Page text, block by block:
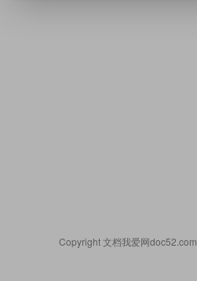
Copyright 文档我爱网